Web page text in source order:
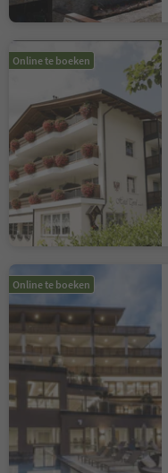
Online te boeken
Online te boeken